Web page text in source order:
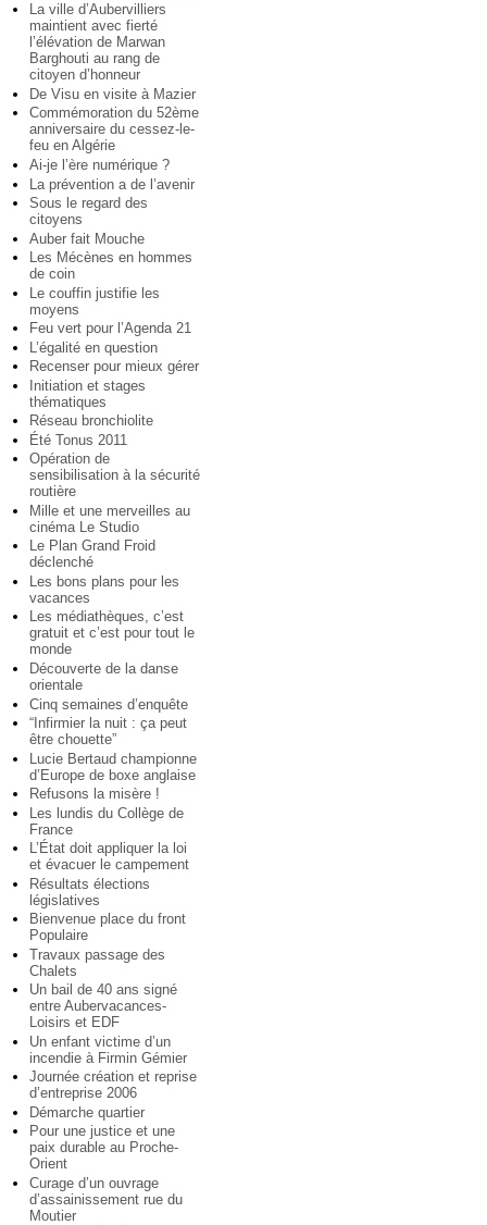
La ville d’Aubervilliers
maintient avec fierté
l’élévation de Marwan
Barghouti au rang de
citoyen d’honneur
De Visu en visite à Mazier
Commémoration du 52ème
anniversaire du cessez-le-
feu en Algérie
Ai-je l’ère numérique ?
La prévention a de l’avenir
Sous le regard des
citoyens
Auber fait Mouche
Les Mécènes en hommes
de coin
Le couffin justifie les
moyens
Feu vert pour l’Agenda 21
L’égalité en question
Recenser pour mieux gérer
Initiation et stages
thématiques
Réseau bronchiolite
Été Tonus 2011
Opération de
sensibilisation à la sécurité
routière
Mille et une merveilles au
cinéma Le Studio
Le Plan Grand Froid
déclenché
Les bons plans pour les
vacances
Les médiathèques, c’est
gratuit et c’est pour tout le
monde
Découverte de la danse
orientale
Cinq semaines d’enquête
“Infirmier la nuit : ça peut
être chouette”
Lucie Bertaud championne
d’Europe de boxe anglaise
Refusons la misère !
Les lundis du Collège de
France
L’État doit appliquer la loi
et évacuer le campement
Résultats élections
législatives
Bienvenue place du front
Populaire
Travaux passage des
Chalets
Un bail de 40 ans signé
entre Aubervacances-
Loisirs et EDF
Un enfant victime d’un
incendie à Firmin Gémier
Journée création et reprise
d’entreprise 2006
Démarche quartier
Pour une justice et une
paix durable au Proche-
Orient
Curage d’un ouvrage
d’assainissement rue du
Moutier